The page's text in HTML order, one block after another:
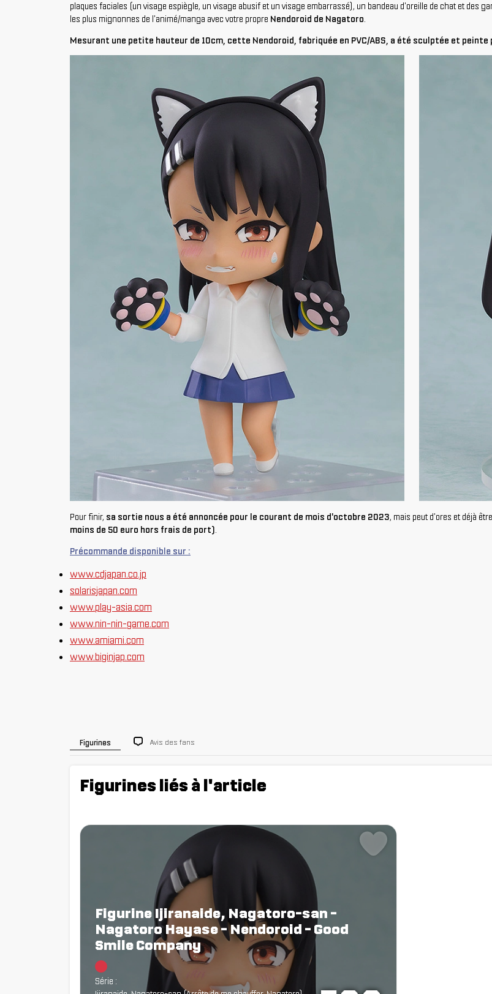
plaques faciales (un visage espiègle, un visage abusif et un visage embarrassé), un bandeau d'oreille de chat et des
les plus mignonnes de l'animé/manga avec votre propre Nendoroid de Nagatoro.
Mesurant une petite hauteur de 10cm, cette Nendoroid, fabriquée en PVC/ABS, a été sculptée et peinte
Pour finir, sa sortie nous a été annoncée pour le courant de mois d'octobre 2023, mais peut d'ores et déjà être
moins de 50 euro hors frais de port).
Précommande disponible sur :
www.cdjapan.co.jp
solarisjapan.com
www.play-asia.com
www.nin-nin-game.com
www.amiami.com
www.biginjap.com
Figurines Avis des fans
Figurines liés à l'article
Figurine Ijiranaide, Nagatoro-san -
Nagatoro Hayase - Nendoroid - Good
Smile Company
Chargement...
Série :